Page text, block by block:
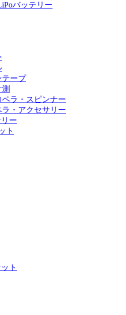
バッテリー
テープ
ラ・スピンナー
・アクセサリー
ー
ト
ト